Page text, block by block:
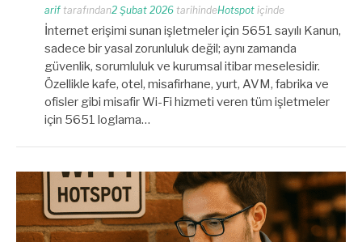
arif tarafından2 Şubat 2026 tarihindeHotspot içinde
İnternet erişimi sunan işletmeler için 5651 sayılı Kanun,
sadece bir yasal zorunluluk değil; aynı zamanda
güvenlik, sorumluluk ve kurumsal itibar meselesidir.
Özellikle kafe, otel, misafirhane, yurt, AVM, fabrika ve
ofisler gibi misafir Wi-Fi hizmeti veren tüm işletmeler
için 5651 loglama…